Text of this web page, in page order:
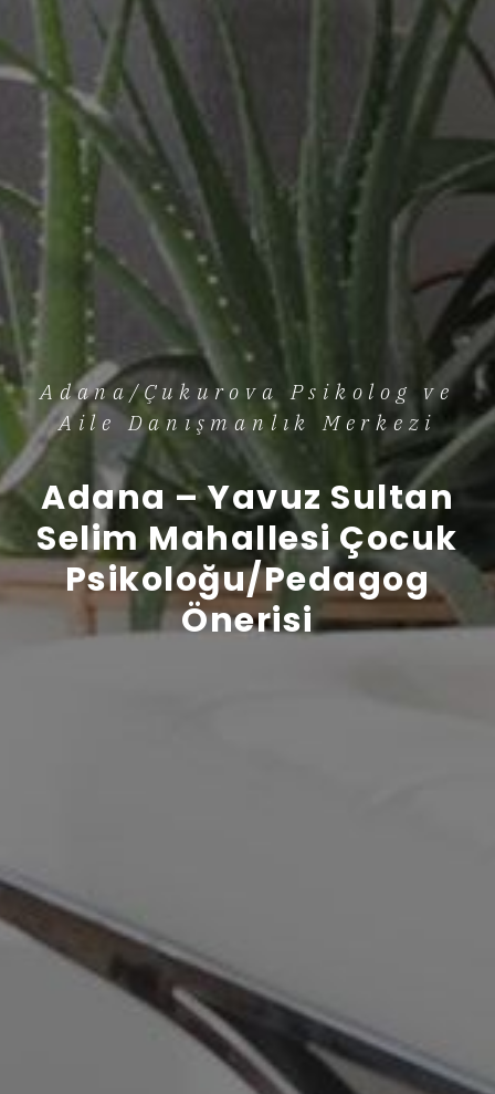
Adana/Çukurova Psikolog ve
Aile Danışmanlık Merkezi
Adana – Yavuz Sultan
Selim Mahallesi Çocuk
Psikoloğu/Pedagog
Önerisi